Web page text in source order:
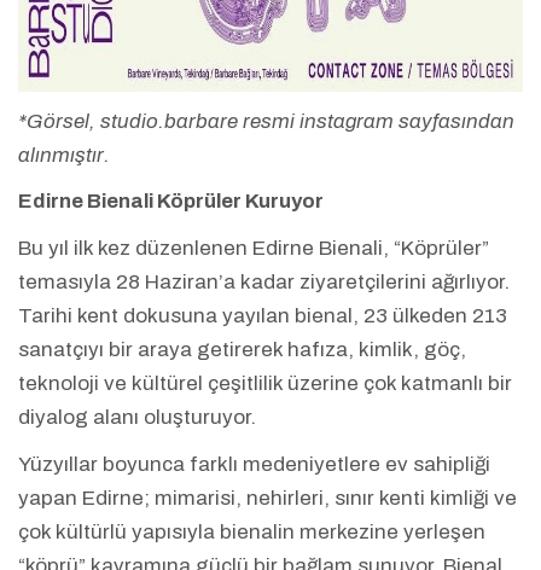
*Görsel, studio.barbare resmi instagram sayfasından
alınmıştır.
Edirne Bienali Köprüler Kuruyor
Bu yıl ilk kez düzenlenen Edirne Bienali, “Köprüler”
temasıyla 28 Haziran’a kadar ziyaretçilerini ağırlıyor.
Tarihi kent dokusuna yayılan bienal, 23 ülkeden 213
sanatçıyı bir araya getirerek hafıza, kimlik, göç,
teknoloji ve kültürel çeşitlilik üzerine çok katmanlı bir
diyalog alanı oluşturuyor.
Yüzyıllar boyunca farklı medeniyetlere ev sahipliği
yapan Edirne; mimarisi, nehirleri, sınır kenti kimliği ve
çok kültürlü yapısıyla bienalin merkezine yerleşen
“köprü” kavramına güçlü bir bağlam sunuyor. Bienal,